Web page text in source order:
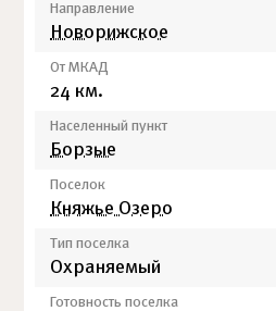
Направление
Новорижское
От МКАД
24 км.
Населенный пункт
Борзые
Поселок
Княжье Озеро
Тип поселка
Охраняемый
Готовность поселка